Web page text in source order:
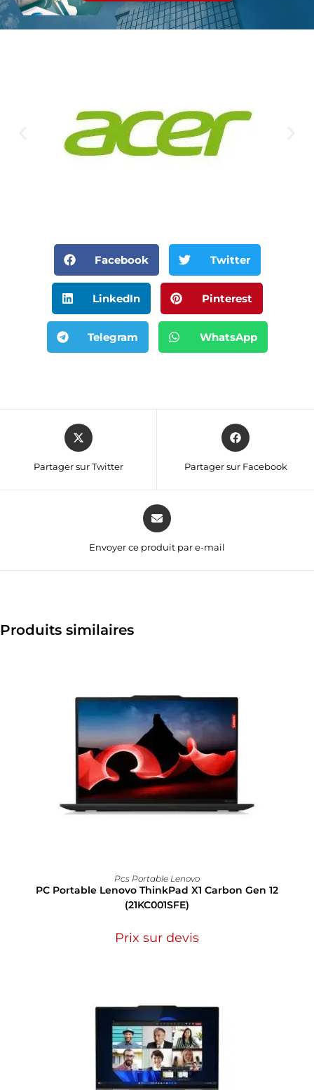
Facebook Twitter
LinkedIn Pinterest
Telegram WhatsApp
Partager sur Twitter Partager sur Facebook
Envoyer ce produit par e-mail
Produits similaires
Pcs Portable Lenovo
PC Portable Lenovo ThinkPad X1 Carbon Gen 12
(21KC001SFE)
Prix sur devis